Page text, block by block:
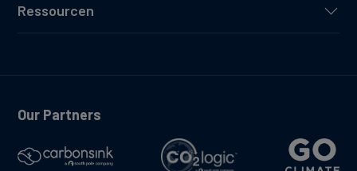
Ressourcen
Our Partners